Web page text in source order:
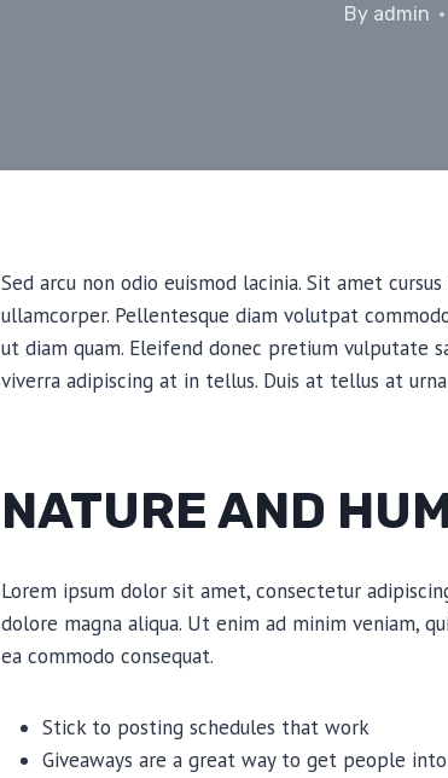
By admin
Sed arcu non odio euismod lacinia. Sit amet
ullamcorper. Pellentesque diam volutpat
ut diam quam. Eleifend donec pretium vulputate
viverra adipiscing at in tellus. Duis at tellus at
NATURE AND
Lorem ipsum dolor sit amet, consectetur
dolore magna aliqua. Ut enim ad minim veniam,
ea commodo consequat.
Stick to posting schedules that work
Giveaways are a great way to get people